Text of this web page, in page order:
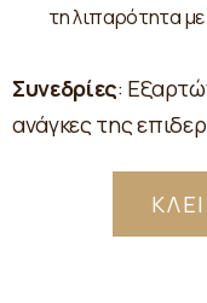
τη λιπαρότητα
Συνεδρίες:
ανάγκες της